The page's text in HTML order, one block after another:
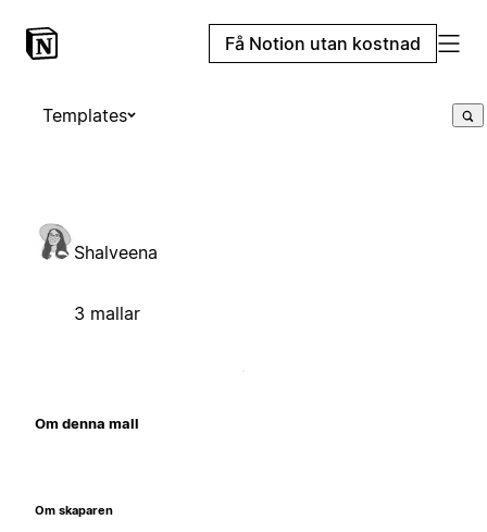
Få Notion utan kostnad
Templates
Shalveena
3 mallar
Om denna mall
Om skaparen